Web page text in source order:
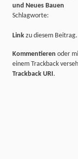
und Neues Bauen
Schlagworte:
Link zu diesem Beitrag.
Kommentieren oder
einem Trackback
Trackback URI.